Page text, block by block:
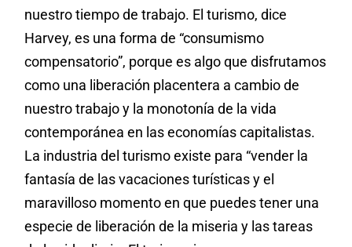
nuestro tiempo de trabajo. El turismo, dice
Harvey, es una forma de “consumismo
compensatorio”, porque es algo que disfrutamos
como una liberación placentera a cambio de
nuestro trabajo y la monotonía de la vida
contemporánea en las economías capitalistas.
La industria del turismo existe para “vender la
fantasía de las vacaciones turísticas y el
maravilloso momento en que puedes tener una
especie de liberación de la miseria y las tareas